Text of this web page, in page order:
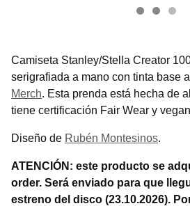
Camiseta Stanley/Stella Creator
serigrafiada a mano con tinta base
Merch. Esta prenda está hecha de
tiene certificación Fair Wear y
Diseño de Rubén Montesinos.
ATENCIÓN: este producto se
order. Será enviado para que
estreno del disco (23.10.2026).